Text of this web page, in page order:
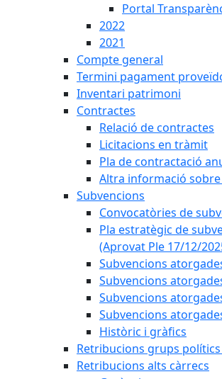
Portal
2022
2021
Compte general
Termini pagament
Inventari patrimoni
Contractes
Relació de contractes
Licitacions en tràmit
Pla de contractació
Altra informació
Subvencions
Convocatòries de
Pla estratègic de
(Aprovat Ple 17/12/
Subvencions
Subvencions
Subvencions
Subvencions
Històric i gràfics
Retribucions grups
Retribucions alts càrrecs